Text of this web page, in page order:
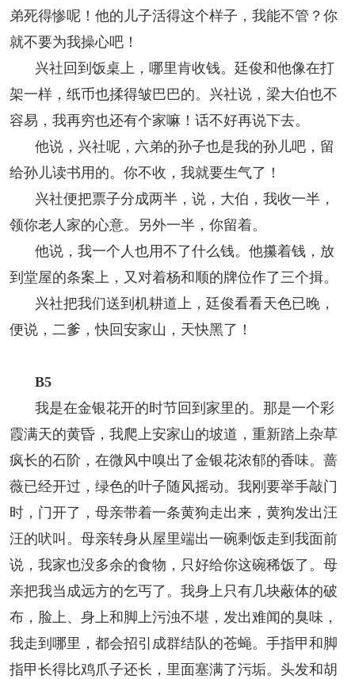
弟死得惨呢！他的儿子活得这个样子，我能不管？你
就不要为我操心吧！
兴社回到饭桌上，哪里肯收钱。廷俊和他像在打
架一样，纸币也揉得皱巴巴的。兴社说，梁大伯也不
容易，我再穷也还有个家嘛！话不好再说下去。
他说，兴社呢，六弟的孙子也是我的孙儿吧，留
给孙儿读书用的。你不收，我就要生气了！
兴社便把票子分成两半，说，大伯，我收一半，
领你老人家的心意。另外一半，你留着。
他说，我一个人也用不了什么钱。他攥着钱，放
到堂屋的条案上，又对着杨和顺的牌位作了三个揖。
兴社把我们送到机耕道上，廷俊看看天色已晚，
便说，二爹，快回安家山，天快黑了！
B5
我是在金银花开的时节回到家里的。那是一个彩
霞满天的黄昏，我爬上安家山的坡道，重新踏上杂草
疯长的石阶，在微风中嗅出了金银花浓郁的香味。蔷
薇已经开过，绿色的叶子随风摇动。我刚要举手敲门
时，门开了，母亲带着一条黄狗走出来，黄狗发出汪
汪的吠叫。母亲转身从屋里端出一碗剩饭走到我面前
说，我家也没多余的食物，只好给你这碗稀饭了。母
亲把我当成远方的乞丐了。我身上只有几块蔽体的破
布，脸上、身上和脚上污浊不堪，发出难闻的臭味，
我走到哪里，都会招引成群结队的苍蝇。手指甲和脚
指甲长得比鸡爪子还长，里面塞满了污垢。头发和胡